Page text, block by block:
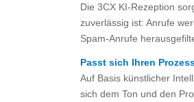
Die 3CX KI-Rezeption
zuverlässig ist: Anrufe
Spam-Anrufe
Passt sich Ihren
Auf Basis künstlicher
sich dem Ton und den